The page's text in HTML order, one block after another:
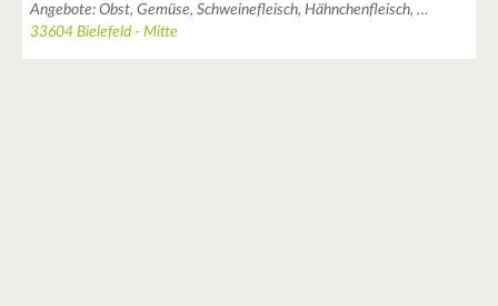
Angebote: Obst, Gemüse, Schweinefleisch, Hähnchenfleisch, …
33604 Bielefeld - Mitte